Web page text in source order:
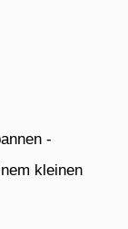
-
kleinen